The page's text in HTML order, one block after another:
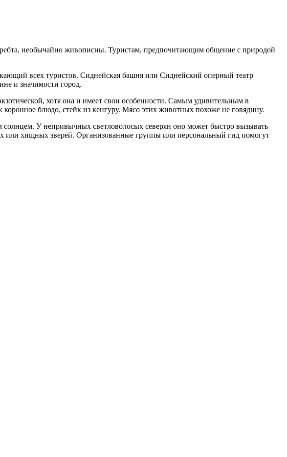
необычайно живописны. Туристам, предпочитающим общение с природой
всех туристов. Сиднейская башня или Сиднейский оперный театр
и значимости город.
хотя она и имеет свои особенности. Самым удивительным в
блюдо, стейк из кенгуру. Мясо этих животных похоже не говядину.
У непривычных светловолосых северян оно может быстро вызывать
или хищных зверей. Организованные группы или персональный гид помогут